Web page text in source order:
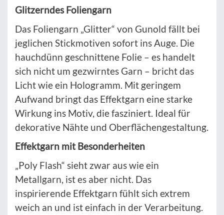
Glitzerndes Foliengarn
Das Foliengarn „Glitter“ von Gunold fällt bei
jeglichen Stickmotiven sofort ins Auge. Die
hauchdünn geschnittene Folie – es handelt
sich nicht um gezwirntes Garn – bricht das
Licht wie ein Hologramm. Mit geringem
Aufwand bringt das Effektgarn eine starke
Wirkung ins Motiv, die fasziniert. Ideal für
dekorative Nähte und Oberflächengestaltung.
Effektgarn mit Besonderheiten
„Poly Flash“ sieht zwar aus wie ein
Metallgarn, ist es aber nicht. Das
inspirierende Effektgarn fühlt sich extrem
weich an und ist einfach in der Verarbeitung.